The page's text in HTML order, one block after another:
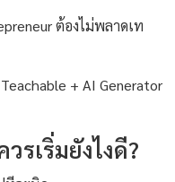
ต้องไม่พลาดเท
+ AI Generator
รเริ่มยังไงดี?